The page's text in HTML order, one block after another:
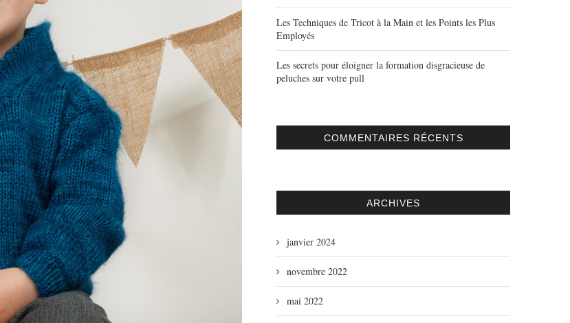
Les Techniques de Tricot à la Main et les Points les Plus
Employés
Les secrets pour éloigner la formation disgracieuse de
peluches sur votre pull
COMMENTAIRES RÉCENTS
ARCHIVES
janvier 2024
novembre 2022
mai 2022